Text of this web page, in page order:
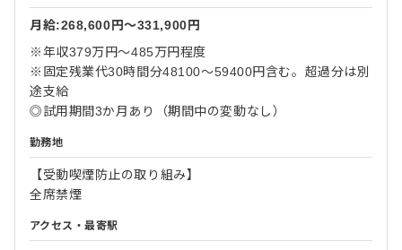
月給:268,600円〜331,900円
※年収379万円～485万円程度
※固定残業代30時間分48100～59400円含む。超過分は別
途支給
◎試用期間3か月あり（期間中の変動なし）
勤務地
【受動喫煙防止の取り組み】
全席禁煙
アクセス・最寄駅